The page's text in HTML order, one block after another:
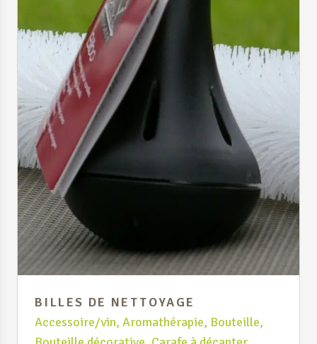
BILLES DE NETTOYAGE
Accessoire/vin, Aromathérapie, Bouteille,